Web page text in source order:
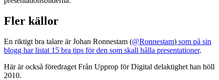
Fler källor
En riktigt bra talare är Johan Ronnestam (@Ronnestam) som på sin
blogg har listat 15 bra tips för den som skall hålla presentationer.
Här är också föredraget Från Upprop för Digital delaktighet han höll
2010.